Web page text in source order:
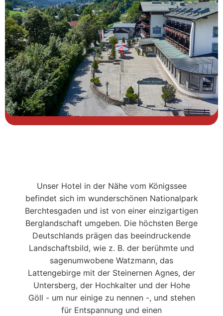
Unser Hotel in der Nähe vom Königssee
befindet sich im wunderschönen Nationalpark
Berchtesgaden und ist von einer einzigartigen
Berglandschaft umgeben. Die höchsten Berge
Deutschlands prägen das beeindruckende
Landschaftsbild, wie z. B. der berühmte und
sagenumwobene Watzmann, das
Lattengebirge mit der Steinernen Agnes, der
Untersberg, der Hochkalter und der Hohe
Göll - um nur einige zu nennen -, und stehen
für Entspannung und einen